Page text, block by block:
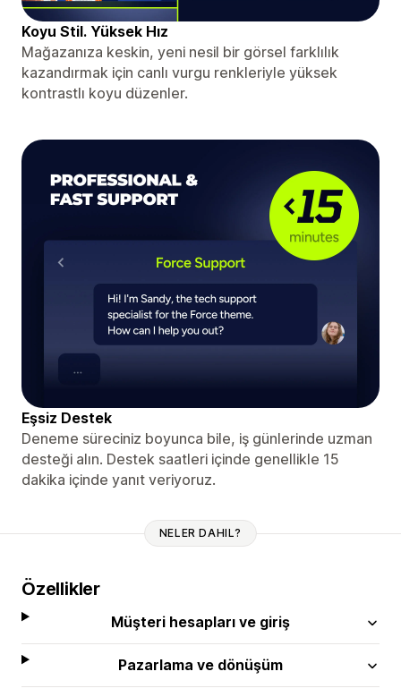
Koyu Stil. Yüksek Hız
Mağazanıza keskin, yeni nesil bir görsel farklılık
kazandırmak için canlı vurgu renkleriyle yüksek
kontrastlı koyu düzenler.
Eşsiz Destek
Deneme süreciniz boyunca bile, iş günlerinde uzman
desteği alın. Destek saatleri içinde genellikle 15
dakika içinde yanıt veriyoruz.
NELER DAHIL?
Özellikler
Müşteri hesapları ve giriş
Pazarlama ve dönüşüm